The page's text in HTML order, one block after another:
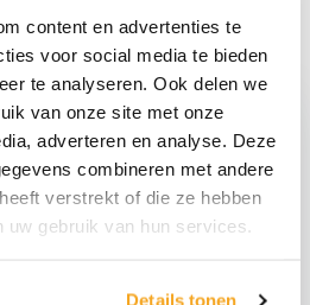
content en advertenties te
voor social media te bieden
te analyseren. Ook delen we
van onze site met onze
adverteren en analyse. Deze
combineren met andere
verstrekt of die ze hebben
uw gebruik van hun services.
Details tonen